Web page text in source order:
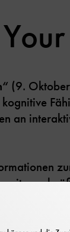
(9.
an
mit
und